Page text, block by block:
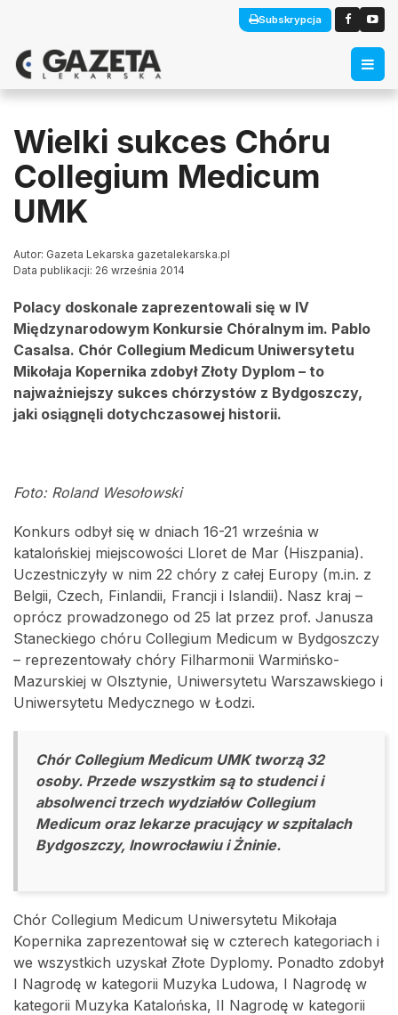
Subskrypcja
Wielki sukces Chóru
Collegium Medicum
UMK
Autor: Gazeta Lekarska gazetalekarska.pl
Data publikacji: 26 września 2014
Polacy doskonale zaprezentowali się w IV
Międzynarodowym Konkursie Chóralnym im. Pablo
Casalsa. Chór Collegium Medicum Uniwersytetu
Mikołaja Kopernika zdobył Złoty Dyplom – to
najważniejszy sukces chórzystów z Bydgoszczy,
jaki osiągnęli dotychczasowej historii.
Foto: Roland Wesołowski
Konkurs odbył się w dniach 16-21 września w
katalońskiej miejscowości Lloret de Mar (Hiszpania).
Uczestniczyły w nim 22 chóry z całej Europy (m.in. z
Belgii, Czech, Finlandii, Francji i Islandii). Nasz kraj –
oprócz prowadzonego od 25 lat przez prof. Janusza
Staneckiego chóru Collegium Medicum w Bydgoszczy
– reprezentowały chóry Filharmonii Warmińsko-
Mazurskiej w Olsztynie, Uniwersytetu Warszawskiego i
Uniwersytetu Medycznego w Łodzi.
Chór Collegium Medicum UMK tworzą 32
osoby. Przede wszystkim są to studenci i
absolwenci trzech wydziałów Collegium
Medicum oraz lekarze pracujący w szpitalach
Bydgoszczy, Inowrocławiu i Żninie.
Chór Collegium Medicum Uniwersytetu Mikołaja
Kopernika zaprezentował się w czterech kategoriach i
we wszystkich uzyskał Złote Dyplomy. Ponadto zdobył
I Nagrodę w kategorii Muzyka Ludowa, I Nagrodę w
kategorii Muzyka Katalońska, II Nagrodę w kategorii